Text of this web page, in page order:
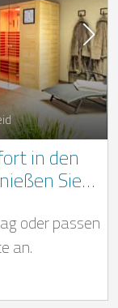
in den
Sie
für
oder passen
an.